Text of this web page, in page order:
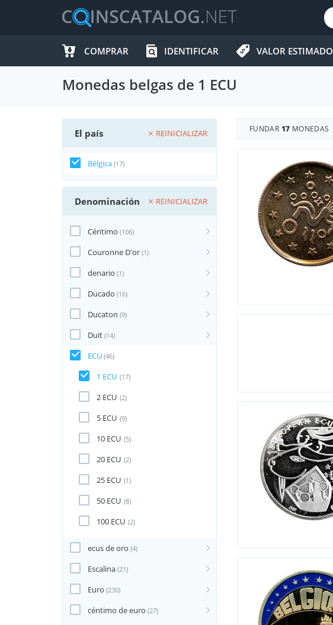
COMPRAR IDENTIFICAR VALOR ESTIMADO
Monedas belgas de 1 ECU
El país REINICIALIZAR
Bélgica (17)
Denominación REINICIALIZAR
Céntimo (106)
Couronne D'or (1)
denario (1)
Ducado (16)
Ducaton (9)
Duit (14)
ECU (46)
1 ECU (17)
2 ECU (2)
5 ECU (9)
10 ECU (5)
20 ECU (2)
25 ECU (1)
50 ECU (8)
100 ECU (2)
ecus de oro (4)
Escalina (21)
Euro (230)
céntimo de euro (27)
FUNDAR 17 MONEDAS